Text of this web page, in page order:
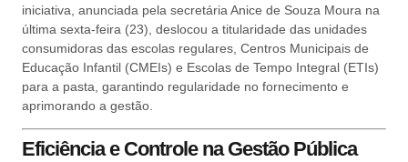
iniciativa, anunciada pela secretária Anice de Souza Moura na
última sexta-feira (23), deslocou a titularidade das unidades
consumidoras das escolas regulares, Centros Municipais de
Educação Infantil (CMEIs) e Escolas de Tempo Integral (ETIs)
para a pasta, garantindo regularidade no fornecimento e
aprimorando a gestão.
Eficiência e Controle na Gestão Pública